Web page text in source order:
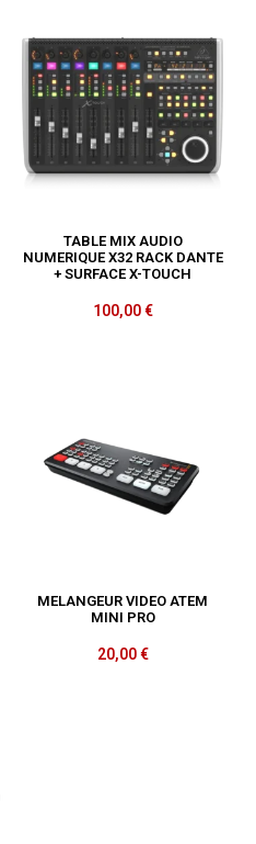
TABLE MIX AUDIO
NUMERIQUE X32 RACK DANTE
+ SURFACE X-TOUCH
100,00€
MELANGEUR VIDEO ATEM
MINI PRO
20,00€